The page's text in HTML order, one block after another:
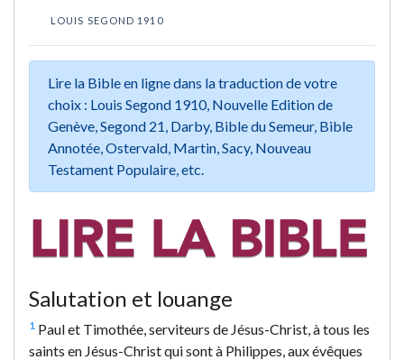
LOUIS SEGOND 1910
Lire la Bible en ligne dans la traduction de votre
choix : Louis Segond 1910, Nouvelle Edition de
Genève, Segond 21, Darby, Bible du Semeur, Bible
Annotée, Ostervald, Martin, Sacy, Nouveau
Testament Populaire, etc.
Salutation et louange
1 Paul et Timothée, serviteurs de Jésus-Christ, à tous les
saints en Jésus-Christ qui sont à Philippes, aux évêques